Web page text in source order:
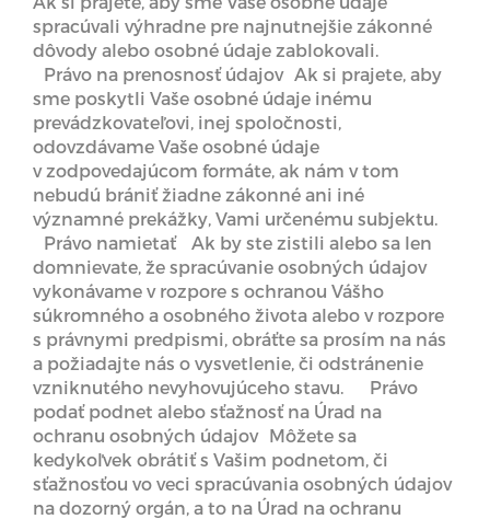
spracúvali výhradne pre najnutnejšie zákonné
dôvody alebo osobné údaje zablokovali.
Právo na prenosnosť údajov Ak si prajete, aby
sme poskytli Vaše osobné údaje inému
prevádzkovateľovi, inej spoločnosti,
odovzdávame Vaše osobné údaje
v zodpovedajúcom formáte, ak nám v tom
nebudú brániť žiadne zákonné ani iné
významné prekážky, Vami určenému subjektu.
Právo namietať Ak by ste zistili alebo sa len
domnievate, že spracúvanie osobných údajov
vykonávame v rozpore s ochranou Vášho
súkromného a osobného života alebo v rozpore
s právnymi predpismi, obráťte sa prosím na nás
a požiadajte nás o vysvetlenie, či odstránenie
vzniknutého nevyhovujúceho stavu. Právo
podať podnet alebo sťažnosť na Úrad na
ochranu osobných údajov Môžete sa
kedykoľvek obrátiť s Vašim podnetom, či
sťažnosťou vo veci spracúvania osobných údajov
na dozorný orgán, a to na Úrad na ochranu